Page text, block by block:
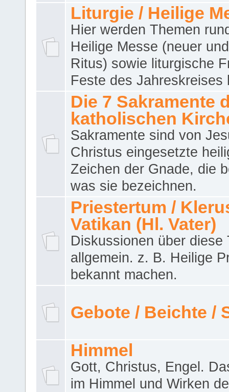
Liturgie / Heilige
Hier werden Themen
Heilige Messe (neuer
Ritus) sowie liturgische
Feste des Jahreskreises
Die 7 Sakramente
katholischen
Sakramente sind von
Christus eingesetzte
Zeichen der Gnade, die
was sie bezeichnen.
Priestertum /
Vatikan (Hl. Vater)
Diskussionen über diese
allgemein. z. B. Heilige
bekannt machen.
Gebote / Beichte /
Himmel
Gott, Christus, Engel.
im Himmel und Wirken